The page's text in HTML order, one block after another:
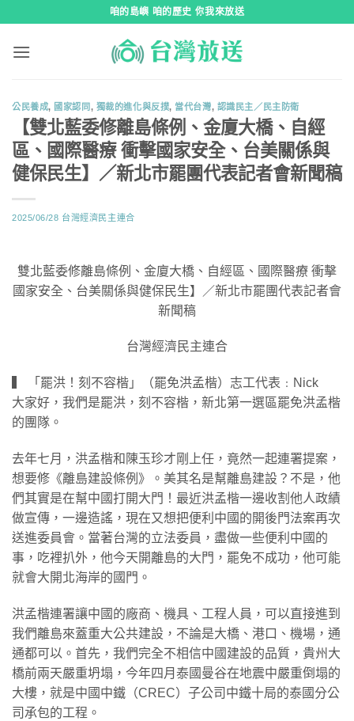
咱的島嶼 咱的歷史 你我來放送
公民養成, 國家認同, 獨裁的進化與反撲, 當代台灣, 認識民主／民主防衛
【雙北藍委修離島條例、金廈大橋、自經
區、國際醫療 衝擊國家安全、台美關係與
健保民生】／新北市罷團代表記者會新聞稿
2025/06/28 台灣經濟民主連合
雙北藍委修離島條例、金廈大橋、自經區、國際醫療 衝擊
國家安全、台美關係與健保民生】／新北市罷團代表記者會
新聞稿
台灣經濟民主連合
▍ 「罷洪！刻不容楷」（罷免洪孟楷）志工代表﹕Nick
大家好，我們是罷洪，刻不容楷，新北第一選區罷免洪孟楷
的團隊。
​去年七月，洪孟楷和陳玉珍才剛上任，竟然一起連署提案，
想要修《離島建設條例》。美其名是幫離島建設？不是，他
們其實是在幫中國打開大門！最近洪孟楷一邊收割他人政績
做宣傳，一邊造謠，現在又想把便利中國的開後門法案再次
送進委員會。當著台灣的立法委員，盡做一些便利中國的
事，吃裡扒外，他今天開離島的大門，罷免不成功，他可能
就會大開北海岸的國門。
​洪孟楷連署讓中國的廠商、機具、工程人員，可以直接進到
我們離島來蓋重大公共建設，不論是大橋、港口、機場，通
通都可以。首先，我們完全不相信中國建設的品質，貴州大
橋前兩天嚴重坍塌，今年四月泰國曼谷在地震中嚴重倒塌的
大樓，就是中國中鐵（CREC）子公司中鐵十局的泰國分公
司承包的工程。